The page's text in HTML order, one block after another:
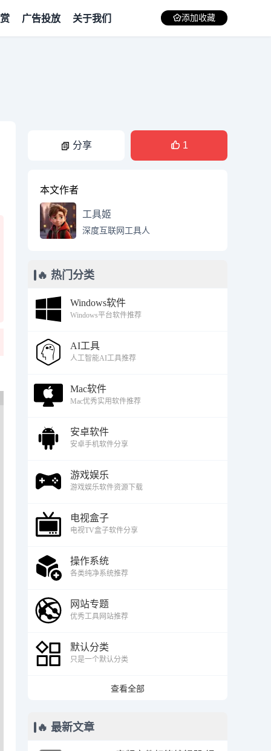
广告投放 关于我们 添加收藏
分享 1
本文作者
工具姬
深度互联网工具人
🔥 热门分类
Windows软件
Windows平台软件推荐
AI工具
人工智能AI工具推荐
Mac软件
Mac优秀实用软件推荐
安卓软件
安卓手机软件分享
游戏娱乐
游戏娱乐软件资源下载
电视盒子
电视TV盒子软件分享
操作系统
各类纯净系统推荐
网站专题
优秀工具网站推荐
默认分类
只是一个默认分类
查看全部
🔥 最新文章